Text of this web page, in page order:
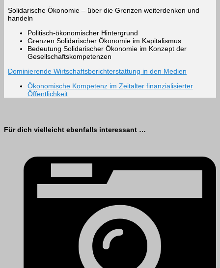
Solidarische Ökonomie – über die Grenzen weiterdenken und
handeln
Politisch-ökonomischer Hintergrund
Grenzen Solidarischer Ökonomie im Kapitalismus
Bedeutung Solidarischer Ökonomie im Konzept der
Gesellschaftskompetenzen
Dominierende Wirtschaftsberichterstattung in den Medien
Ökonomische Kompetenz im Zeitalter finanzialisierter
Öffentlichkeit
Für dich vielleicht ebenfalls interessant …